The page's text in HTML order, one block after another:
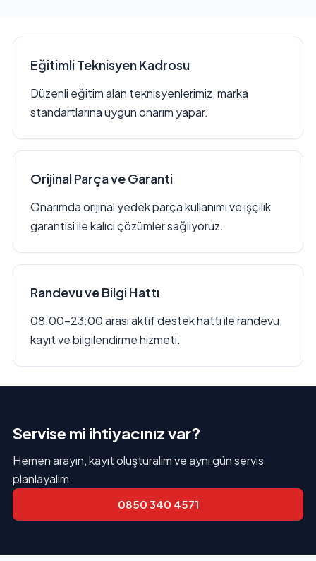
Eğitimli Teknisyen Kadrosu
Düzenli eğitim alan teknisyenlerimiz, marka
standartlarına uygun onarım yapar.
Orijinal Parça ve Garanti
Onarımda orijinal yedek parça kullanımı ve işçilik
garantisi ile kalıcı çözümler sağlıyoruz.
Randevu ve Bilgi Hattı
08:00–23:00 arası aktif destek hattı ile randevu,
kayıt ve bilgilendirme hizmeti.
Servise mi ihtiyacınız var?
Hemen arayın, kayıt oluşturalım ve aynı gün servis
planlayalım.
0850 340 4571